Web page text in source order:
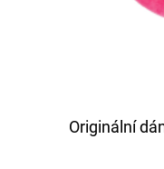
Originální